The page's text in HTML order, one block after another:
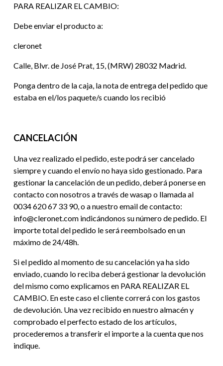
PARA REALIZAR EL CAMBIO:
Debe enviar el producto a:
cleronet
Calle, Blvr. de José Prat, 15, (MRW) 28032 Madrid.
Ponga dentro de la caja, la nota de entrega del pedido que
estaba en el/los paquete/s cuando los recibió
CANCELACIÓN
Una vez realizado el pedido, este podrá ser cancelado
siempre y cuando el envío no haya sido gestionado. Para
gestionar la cancelación de un pedido, deberá ponerse en
contacto con nosotros a través de wasap o llamada al
0034 620 67 33 90, o a nuestro email de contacto:
info@cleronet.com indicándonos su número de pedido. El
importe total del pedido le será reembolsado en un
máximo de 24/48h.
Si el pedido al momento de su cancelación ya ha sido
enviado, cuando lo reciba deberá gestionar la devolución
del mismo como explicamos en PARA REALIZAR EL
CAMBIO. En este caso el cliente correrá con los gastos
de devolución. Una vez recibido en nuestro almacén y
comprobado el perfecto estado de los artículos,
procederemos a transferir el importe a la cuenta que nos
indique.